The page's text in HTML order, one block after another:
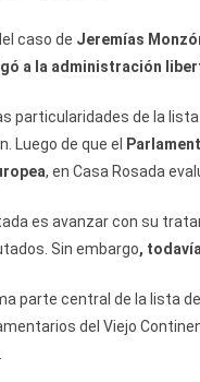
caso de Jeremías
a la administración
particularidades de la
Luego de que el
, en Casa Rosada
es avanzar con su
Sin embargo,
parte central de la lista
del Viejo